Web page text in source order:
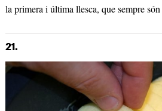
la primera i última llesca, que sempre són
21.